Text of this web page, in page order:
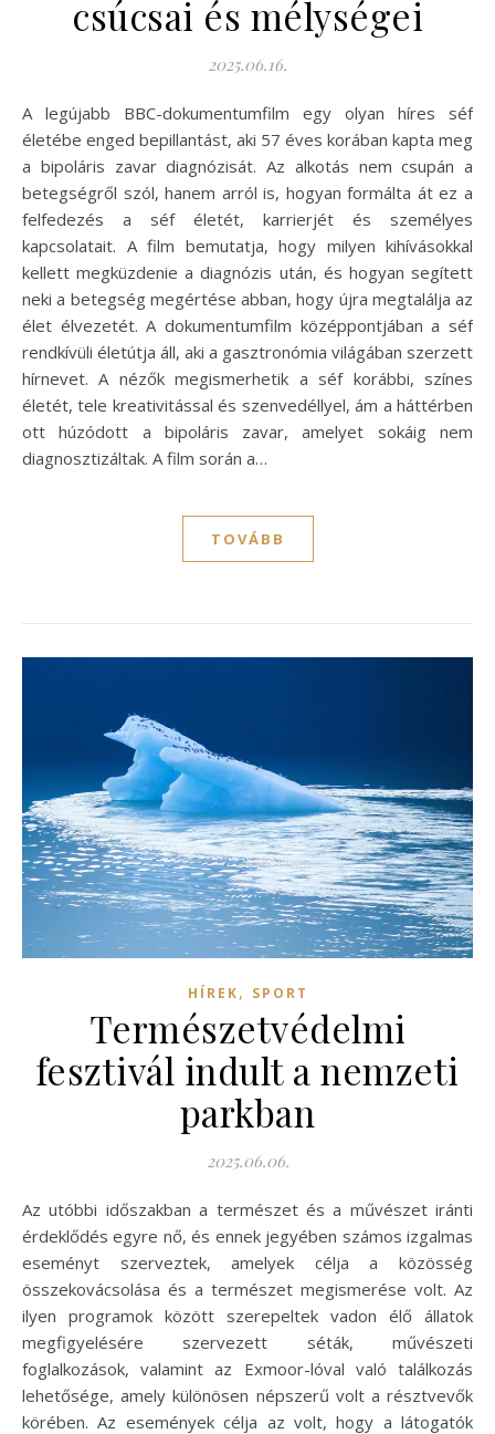
csúcsai és mélységei
2025.06.16.
A legújabb BBC-dokumentumfilm egy olyan híres séf
életébe enged bepillantást, aki 57 éves korában kapta meg
a bipoláris zavar diagnózisát. Az alkotás nem csupán a
betegségről szól, hanem arról is, hogyan formálta át ez a
felfedezés a séf életét, karrierjét és személyes
kapcsolatait. A film bemutatja, hogy milyen kihívásokkal
kellett megküzdenie a diagnózis után, és hogyan segített
neki a betegség megértése abban, hogy újra megtalálja az
élet élvezetét. A dokumentumfilm középpontjában a séf
rendkívüli életútja áll, aki a gasztronómia világában szerzett
hírnevet. A nézők megismerhetik a séf korábbi, színes
életét, tele kreativitással és szenvedéllyel, ám a háttérben
ott húzódott a bipoláris zavar, amelyet sokáig nem
diagnosztizáltak. A film során a…
TOVÁBB
HÍREK, SPORT
Természetvédelmi
fesztivál indult a nemzeti
parkban
2025.06.06.
Az utóbbi időszakban a természet és a művészet iránti
érdeklődés egyre nő, és ennek jegyében számos izgalmas
eseményt szerveztek, amelyek célja a közösség
összekovácsolása és a természet megismerése volt. Az
ilyen programok között szerepeltek vadon élő állatok
megfigyelésére szervezett séták, művészeti
foglalkozások, valamint az Exmoor-lóval való találkozás
lehetősége, amely különösen népszerű volt a résztvevők
körében. Az események célja az volt, hogy a látogatók